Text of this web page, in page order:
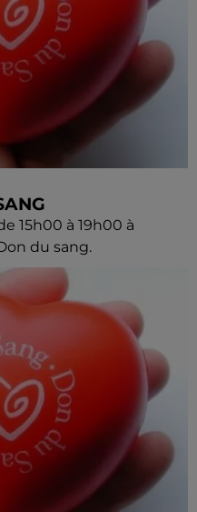
15h00 à 19h00 à
du sang.